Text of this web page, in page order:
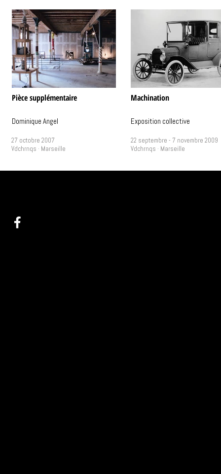
Pièce supplémentaire
Dominique Angel
27 octobre 2007
Vdchrnqs · Marseille
Machination
Exposition collective
22 septembre - 7 novembre 2009
Vdchrnqs · Marseille